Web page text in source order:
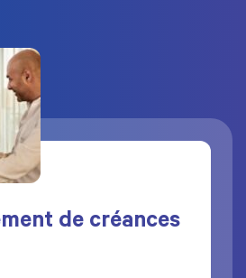
de créances